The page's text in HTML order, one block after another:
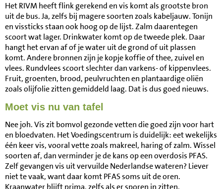
Het RIVM heeft flink gerekend en vis komt als grootste bron
uit de bus. Ja, zelfs bij magere soorten zoals kabeljauw. Tonijn
en vissticks staan ook hoog op de lijst. Zalm daarentegen
scoort wat lager. Drinkwater komt op de tweede plek. Daar
hangt het ervan af of je water uit de grond of uit plassen
komt. Andere bronnen zijn je kopje koffie of thee, zuivel en
vlees. Rundvlees scoort slechter dan varkens- of kippenvlees.
Fruit, groenten, brood, peulvruchten en plantaardige oliën
zoals olijfolie zitten gemiddeld laag. Dat is dus goed nieuws.
Moet vis nu van tafel
Nee joh. Vis zit bomvol gezonde vetten die goed zijn voor hart
en bloedvaten. Het Voedingscentrum is duidelijk: eet wekelijks
één keer vis, vooral vette zoals makreel, haring of zalm. Wissel
soorten af, dan verminder je de kans op een overdosis PFAS.
Zelf gevangen vis uit vervuilde Nederlandse wateren? Liever
niet te vaak, want daar komt PFAS soms uit de oren.
Kraanwater blijft prima, zelfs als er sporen in zitten.